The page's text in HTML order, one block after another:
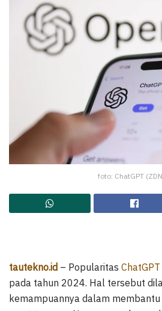
foto: ChatGPT
tautekno.id – Popularitas ChatGPT
pada tahun 2024. Hal tersebut
kemampuannya dalam